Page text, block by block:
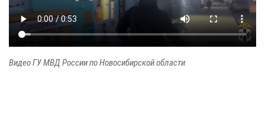
Видео ГУ МВД России по Новосибирской области